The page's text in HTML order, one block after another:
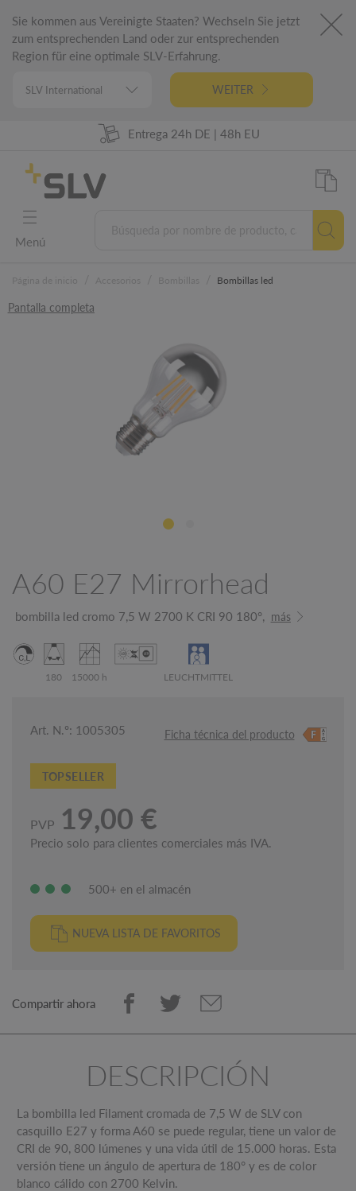
Sie kommen aus Vereinigte Staaten? Wechseln Sie jetzt
zum entsprechenden Land oder zur entsprechenden
Region für eine optimale SLV-Erfahrung.
WEITER
98% de disponibilidad de las mercancías
Entrega 24h DE | 48h EU
5 años de garantía
Ingeniería alemana
Menú
Bombillas led
Pantalla completa
A60 E27 Mirrorhead
bombilla led cromo 7,5 W 2700 K CRI 90 180°, más
180 15000 h LEUCHTMITTEL
Art. N.º: 1005305 Ficha técnica del producto
TOPSELLER
PVP 19,00 €
Precio solo para clientes comerciales más IVA.
500+ en el almacén
NUEVA LISTA DE FAVORITOS
Compartir ahora
DESCRIPCIÓN
La bombilla led Filament cromada de 7,5 W de SLV con
casquillo E27 y forma A60 se puede regular, tiene un valor de
CRI de 90, 800 lúmenes y una vida útil de 15.000 horas. Esta
versión tiene un ángulo de apertura de 180° y es de color
blanco cálido con 2700 Kelvin.